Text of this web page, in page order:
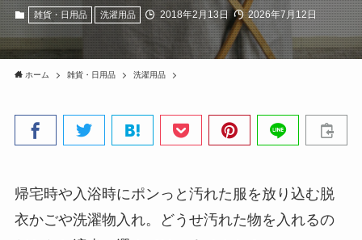
雑貨・日用品 洗濯用品 2018年2月13日 2026年7月12日
ホーム 雑貨・日用品 洗濯用品
帰宅時や入浴時にポンっと汚れた服を放り込む脱
衣かごや洗濯物入れ。どうせ汚れた物を入れるの